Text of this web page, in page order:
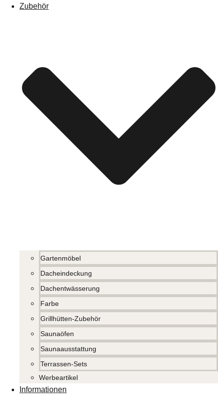
Zubehör
Gartenmöbel
Dacheindeckung
Dachentwässerung
Farbe
Grillhütten-Zubehör
Saunaöfen
Saunaausstattung
Terrassen-Sets
Werbeartikel
Informationen